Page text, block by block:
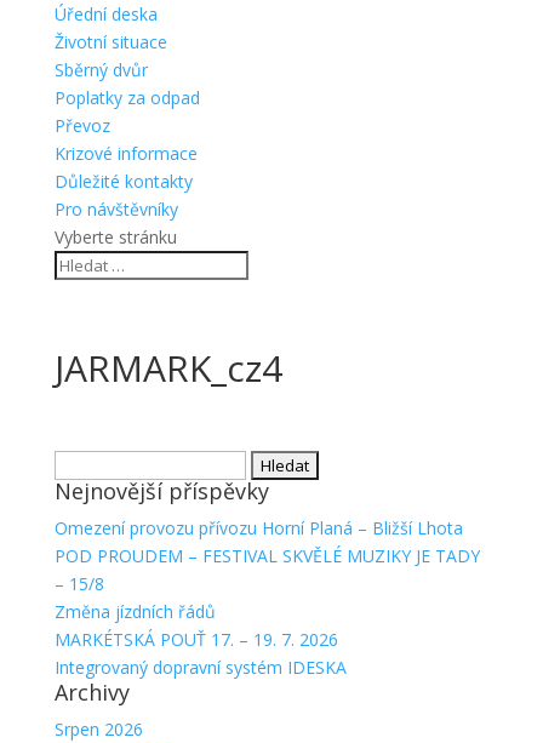
Úřední deska
Životní situace
Sběrný dvůr
Poplatky za odpad
Převoz
Krizové informace
Důležité kontakty
Pro návštěvníky
Vyberte stránku
JARMARK_cz4
Nejnovější příspěvky
Omezení provozu přívozu Horní Planá – Bližší Lhota
POD PROUDEM – FESTIVAL SKVĚLÉ MUZIKY JE TADY
– 15/8
Změna jízdních řádů
MARKÉTSKÁ POUŤ 17. – 19. 7. 2026
Integrovaný dopravní systém IDESKA
Archivy
Srpen 2026